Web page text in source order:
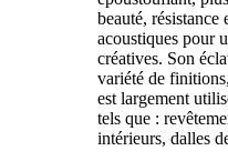
beauté, résistance
acoustiques pour
créatives. Son
variété de
est largement
tels que :
intérieurs, dalles